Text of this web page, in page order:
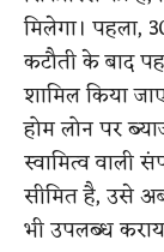
मिलेगा। पहला,
कटौती के बाद
शामिल किया
होम लोन पर
स्वामित्व वाली
सीमित है, उसे
भी उपलब्ध